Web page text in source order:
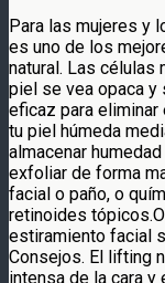
Para las mujeres y
es uno de los
natural. Las células
piel se vea opaca y
eficaz para eliminar
tu piel húmeda
almacenar
exfoliar de forma
facial o paño, o
retinoides
estiramiento facial
Consejos. El lifting
intensa de la cara y